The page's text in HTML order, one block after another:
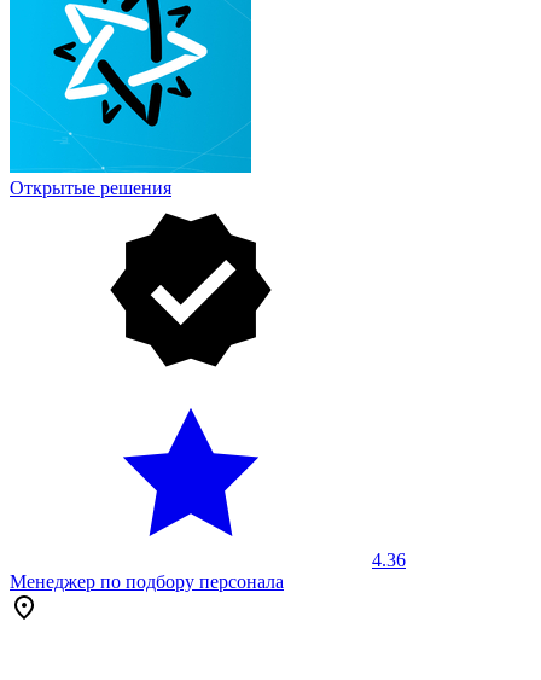
Открытые решения
4.36
Менеджер по подбору персонала